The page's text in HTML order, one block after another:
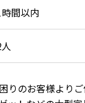
間以内
りのお客様より